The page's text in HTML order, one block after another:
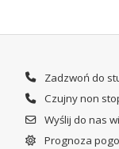
Zadzwoń do
Czujny non
Wyślij do nas
Prognoza